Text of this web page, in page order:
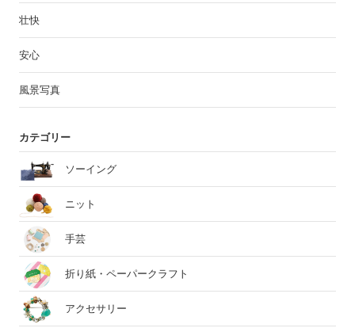
壮快
安心
風景写真
カテゴリー
ソーイング
ニット
手芸
折り紙・ペーパークラフト
アクセサリー